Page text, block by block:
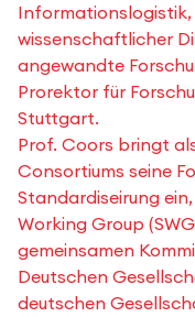
Informationslogistik,
wissenschaftlicher
angewandte
Prorektor für
Stuttgart.
Prof. Coors bringt
Consortiums seine
Standardiseirung
Working Group
gemeinsamen
Deutschen
deutschen